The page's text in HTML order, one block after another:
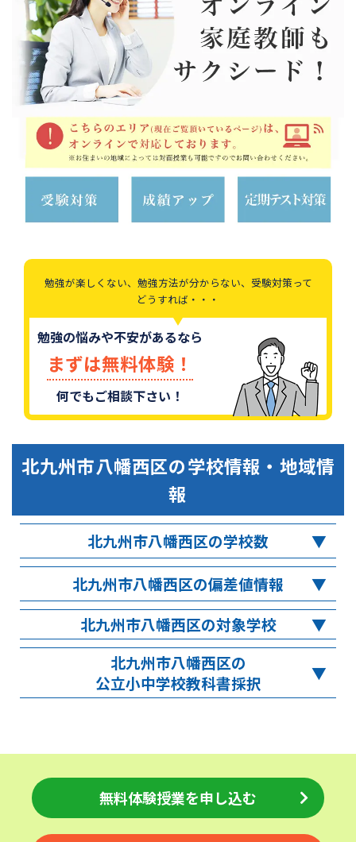
勉強が楽しくない、勉強方法が分からない、受験対策って
どうすれば・・・
勉強の悩みや不安があるなら
まずは無料体験！
何でもご相談下さい！
北九州市八幡西区の学校情報・地域情
報
北九州市八幡西区の学校数
北九州市八幡西区の偏差値情報
北九州市八幡西区の対象学校
北九州市八幡西区の
公立小中学校教科書採択
無料体験授業を申し込む